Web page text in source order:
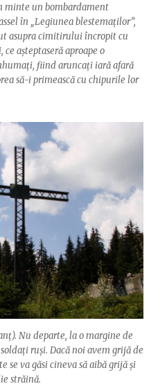
minte un bombardament
în „Legiunea blestemaților”,
asupra cimitirului încropit cu
așteptaseră aproape o
fiind aruncați iară afară
să-i primească cu chipurile lor
Nu departe, la o margine de
ruși. Dacă noi avem grijă de
se va găsi cineva să aibă grijă și
străină.